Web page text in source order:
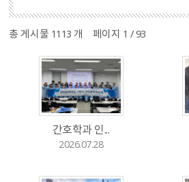
총 게시물 1113 개 페이지 1 / 93
간호학과 인...
2026.07.28